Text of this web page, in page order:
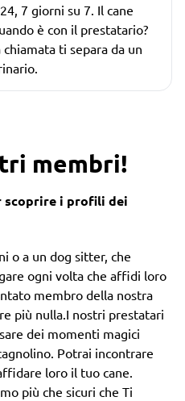
7 giorni su 7. Il cane
è con il prestatario?
ti separa da un
membri!
i profili dei
o a un dog sitter, che
ogni volta che affidi loro
membro della nostra
più nulla.I nostri prestatari
dei momenti magici
Potrai incontrare
loro il tuo cane.
più che sicuri che Ti